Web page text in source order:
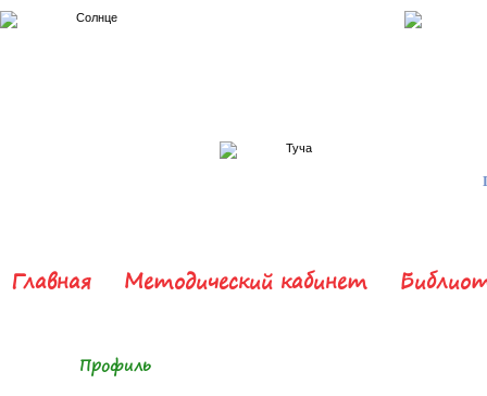
Главная Методический кабинет
Профиль